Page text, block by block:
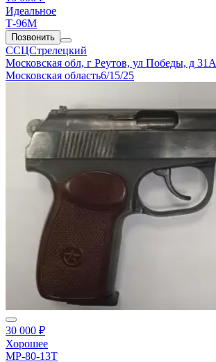
Идеальное
Т-96М
Позвонить
ССЦСтрелецкий
Московская обл, г Реутов, ул Победы, д 31А
Московская область6/15/25
30 000 ₽
Хорошее
МР-80-13Т